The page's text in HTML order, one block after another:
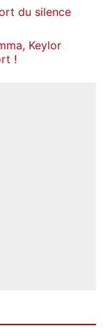
du silence
Keylor
!